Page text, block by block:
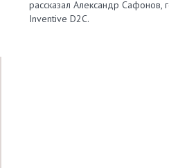
рассказал Александр Сафонов,
Inventive D2C.